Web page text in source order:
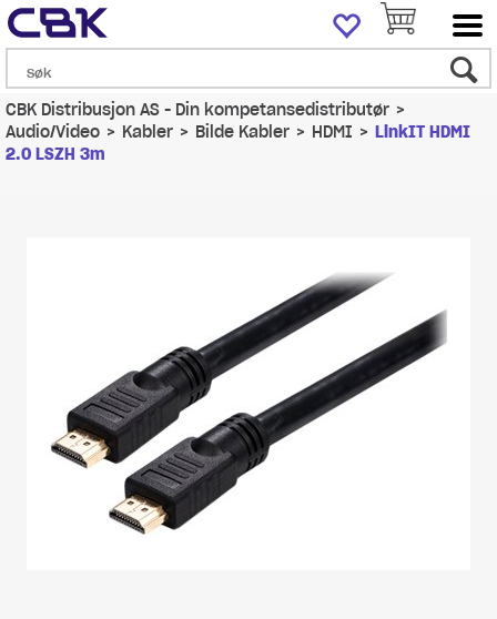
CBK Distribusjon AS - Din kompetansedistributør>
Audio/Video>Kabler>Bilde Kabler>HDMI>LinkIT HDMI
2.0 LSZH 3m